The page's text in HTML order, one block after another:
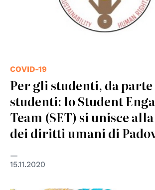
COVID-19
Per gli studenti, da
studenti: lo Student
Team (SET) si unisce
dei diritti umani di
15.11.2020